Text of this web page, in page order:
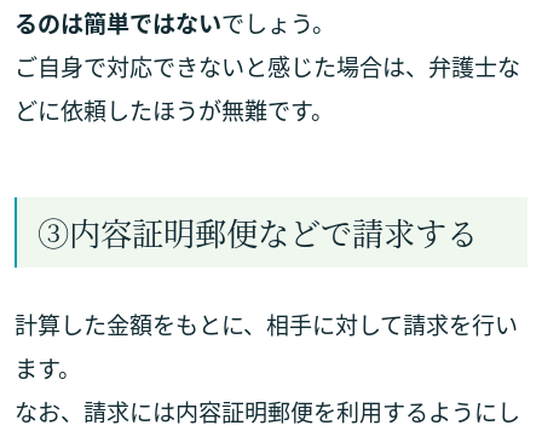
るのは簡単ではないでしょう。
ご自身で対応できないと感じた場合は、弁護士な
どに依頼したほうが無難です。
③内容証明郵便などで請求する
計算した金額をもとに、相手に対して請求を行い
ます。
なお、請求には内容証明郵便を利用するようにし